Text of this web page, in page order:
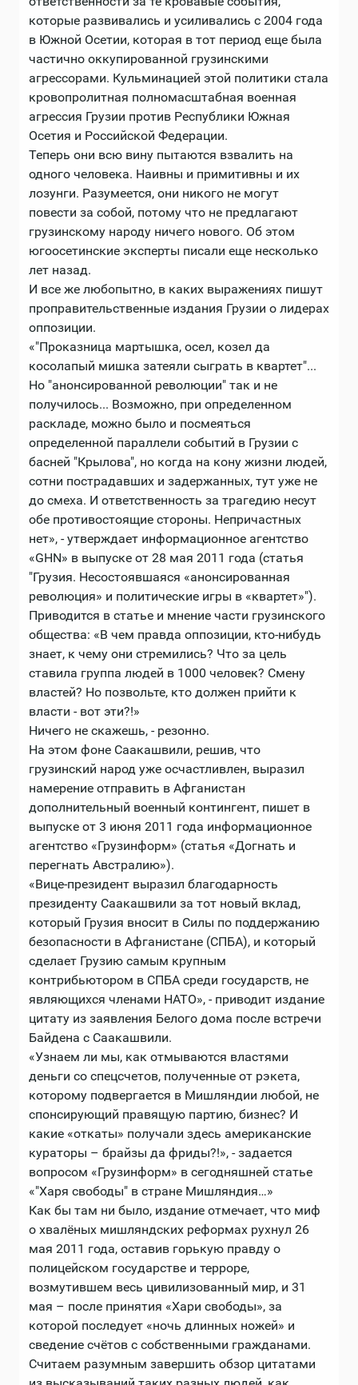
которые развивались и усиливались с 2004 года
в Южной Осетии, которая в тот период еще была
частично оккупированной грузинскими
агрессорами. Кульминацией этой политики стала
кровопролитная полномасштабная военная
агрессия Грузии против Республики Южная
Осетия и Российской Федерации.
Теперь они всю вину пытаются взвалить на
одного человека. Наивны и примитивны и их
лозунги. Разумеется, они никого не могут
повести за собой, потому что не предлагают
грузинскому народу ничего нового. Об этом
югоосетинские эксперты писали еще несколько
лет назад.
И все же любопытно, в каких выражениях пишут
проправительственные издания Грузии о лидерах
оппозиции.
«"Проказница мартышка, осел, козел да
косолапый мишка затеяли сыграть в квартет"...
Но "анонсированной революции" так и не
получилось... Возможно, при определенном
раскладе, можно было и посмеяться
определенной параллели событий в Грузии с
басней "Крылова", но когда на кону жизни людей,
сотни пострадавших и задержанных, тут уже не
до смеха. И ответственность за трагедию несут
обе противостоящие стороны. Непричастных
нет», - утверждает информационное агентство
«GHN» в выпуске от 28 мая 2011 года (статья
"Грузия. Несостоявшаяся «анонсированная
революция» и политические игры в «квартет»").
Приводится в статье и мнение части грузинского
общества: «В чем правда оппозиции, кто-нибудь
знает, к чему они стремились? Что за цель
ставила группа людей в 1000 человек? Смену
властей? Но позвольте, кто должен прийти к
власти - вот эти?!»
Ничего не скажешь, - резонно.
На этом фоне Саакашвили, решив, что
грузинский народ уже осчастливлен, выразил
намерение отправить в Афганистан
дополнительный военный контингент, пишет в
выпуске от 3 июня 2011 года информационное
агентство «Грузинформ» (статья «Догнать и
перегнать Австралию»).
«Вице-президент выразил благодарность
президенту Саакашвили за тот новый вклад,
который Грузия вносит в Силы по поддержанию
безопасности в Афганистане (СПБА), и который
сделает Грузию самым крупным
контрибьютором в СПБА среди государств, не
являющихся членами НАТО», - приводит издание
цитату из заявления Белого дома после встречи
Байдена с Саакашвили.
«Узнаем ли мы, как отмываются властями
деньги со спецсчетов, полученные от рэкета,
которому подвергается в Мишляндии любой, не
спонсирующий правящую партию, бизнес? И
какие «откаты» получали здесь американские
кураторы – брайзы да фриды?!», - задается
вопросом «Грузинформ» в сегодняшней статье
«"Харя свободы" в стране Мишляндия…»
Как бы там ни было, издание отмечает, что миф
о хвалёных мишляндских реформах рухнул 26
мая 2011 года, оставив горькую правду о
полицейском государстве и терроре,
возмутившем весь цивилизованный мир, и 31
мая – после принятия «Хари свободы», за
которой последует «ночь длинных ножей» и
сведение счётов с собственными гражданами.
Считаем разумным завершить обзор цитатами